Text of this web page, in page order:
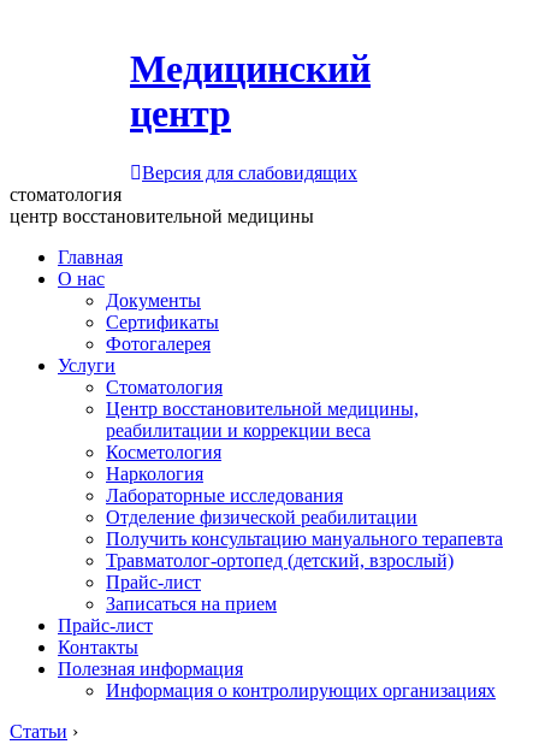
Медицинский
центр
Версия для слабовидящих
стоматология
центр восстановительной медицины
Главная
О нас
Документы
Сертификаты
Фотогалерея
Услуги
Стоматология
Центр восстановительной медицины,
реабилитации и коррекции веса
Косметология
Наркология
Лабораторные исследования
Отделение физической реабилитации
Получить консультацию мануального терапевта
Травматолог-ортопед (детский, взрослый)
Прайс-лист
Записаться на прием
Прайс-лист
Контакты
Полезная информация
Информация о контролирующих организациях
Статьи ›